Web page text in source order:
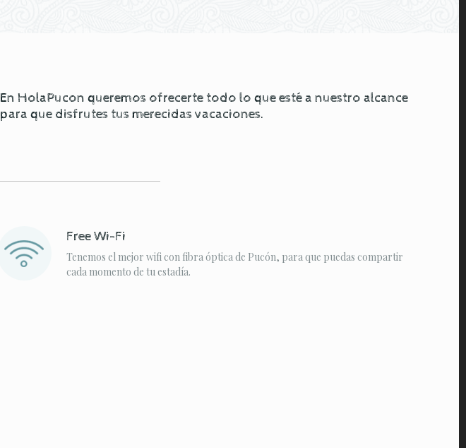
En HolaPucon queremos ofrecerte todo lo que esté a nuestro alcance
para que disfrutes tus merecidas vacaciones.
Free Wi-Fi
Tenemos el mejor wifi con fibra óptica de Pucón, para que puedas compartir
cada momento de tu estadía.